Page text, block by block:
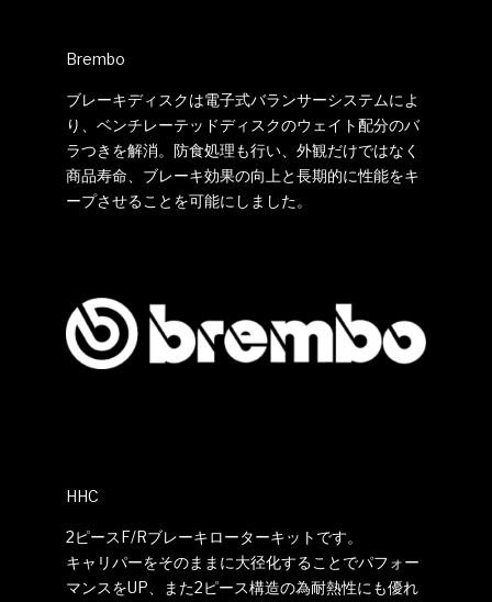
Brembo
ブレーキディスクは電子式バランサーシステムによ
り、ベンチレーテッドディスクのウェイト配分のバ
ラつきを解消。防食処理も行い、外観だけではなく
商品寿命、ブレーキ効果の向上と長期的に性能をキ
ープさせることを可能にしました。
HHC
2ピースF/Rブレーキローターキットです。
キャリパーをそのままに大径化することでパフォー
マンスをUP、また2ピース構造の為耐熱性にも優れ